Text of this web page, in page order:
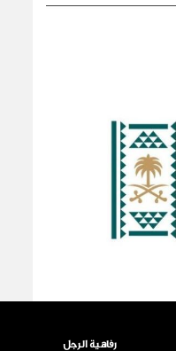
رفاهية الرجل